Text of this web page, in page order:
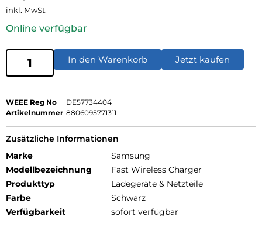
inkl. MwSt.
Online verfügbar
In den Warenkorb Jetzt kaufen
WEEE Reg No
DE57734404
Artikelnummer 8806095771311
Zusätzliche Informationen
Marke
Samsung
Modellbezeichnung
Fast Wireless Charger
Produkttyp
Ladegeräte & Netzteile
Farbe
Schwarz
Verfügbarkeit
sofort verfügbar